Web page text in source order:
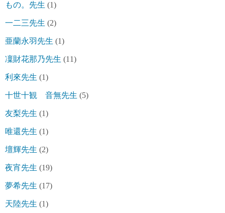
もの。先生 (1)
一二三先生 (2)
亜蘭永羽先生 (1)
凜財花那乃先生 (11)
利來先生 (1)
十世十観 音無先生 (5)
友梨先生 (1)
唯還先生 (1)
壇輝先生 (2)
夜宵先生 (19)
夢希先生 (17)
天陸先生 (1)